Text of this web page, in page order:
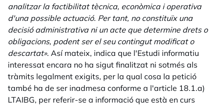
analitzar la factibilitat tècnica, econòmica i operativa
d'una possible actuació. Per tant, no constituïx una
decisió administrativa ni un acte que determine drets o
obligacions, podent ser el seu contingut modificat o
descartat». Así mateix, indica que l'Estudi informatiu
interessat encara no ha sigut finalitzat ni sotmés als
tràmits legalment exigits, per la qual cosa la petició
també ha de ser inadmesa conforme a l'article 18.1.a)
LTAIBG, per referir-se a informació que està en curs